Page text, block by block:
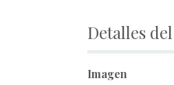
Detalles
Imagen